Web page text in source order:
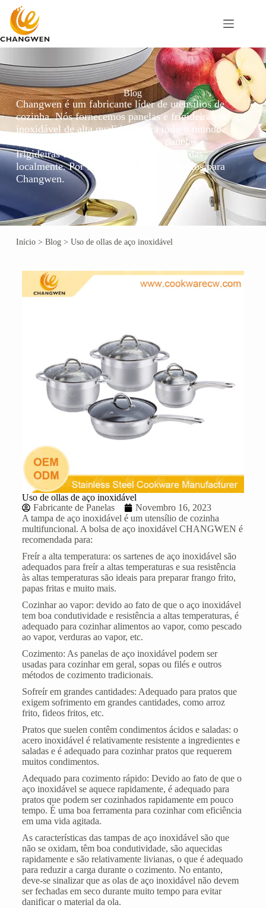
Blog
Changwen é um fabricante líder de utensílios de
cozinha. Nós fornecemos panelas e frigideiras de aço
inoxidável de alta qualidade para todo o mundo.
Também podemos personalizar as panelas e
frigideiras de aço inoxidável mais vendidas
localmente. Por favor, envie seus requisitos para
Changwen.
Início> Blog> Uso de ollas de aço inoxidável
Uso de ollas de aço inoxidável
Fabricante de Panelas
Novembro 16, 2023
A tampa de aço inoxidável é um utensílio de cozinha
multifuncional. A bolsa de aço inoxidável CHANGWEN é
recomendada para:
Freír a alta temperatura: os sartenes de aço inoxidável são
adequados para freír a altas temperaturas e sua resistência
às altas temperaturas são ideais para preparar frango frito,
papas fritas e muito mais.
Cozinhar ao vapor: devido ao fato de que o aço inoxidável
tem boa condutividade e resistência a altas temperaturas, é
adequado para cozinhar alimentos ao vapor, como pescado
ao vapor, verduras ao vapor, etc.
Cozimento: As panelas de aço inoxidável podem ser
usadas para cozinhar em geral, sopas ou filés e outros
métodos de cozimento tradicionais.
Sofreír em grandes cantidades: Adequado para pratos que
exigem sofrimento em grandes cantidades, como arroz
frito, fideos fritos, etc.
Pratos que suelen contêm condimentos ácidos e saladas: o
acero inoxidável é relativamente resistente a ingredientes e
saladas e é adequado para cozinhar pratos que requerem
muitos condimentos.
Adequado para cozimento rápido: Devido ao fato de que o
aço inoxidável se aquece rapidamente, é adequado para
pratos que podem ser cozinhados rapidamente em pouco
tempo. É uma boa ferramenta para cozinhar com eficiência
em uma vida agitada.
As características das tampas de aço inoxidável são que
não se oxidam, têm boa condutividade, são aquecidas
rapidamente e são relativamente livianas, o que é adequado
para reduzir a carga durante o cozimento. No entanto,
deve-se sinalizar que as olas de aço inoxidável não devem
ser fechadas em seco durante muito tempo para evitar
danificar o material da ola.